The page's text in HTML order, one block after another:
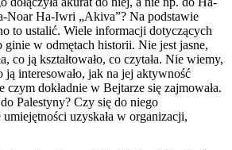
Noar Ha-Iwri „Akiva”? Na podstawie
to ustalić. Wiele informacji dotyczących
ginie w odmętach historii. Nie jest jasne,
co ją kształtowało, co czytała. Nie wiemy,
ją interesowało, jak na jej aktywność
czym dokładnie w Bejtarze się zajmowała.
Palestyny? Czy się do niego
uzyskała w organizacji,